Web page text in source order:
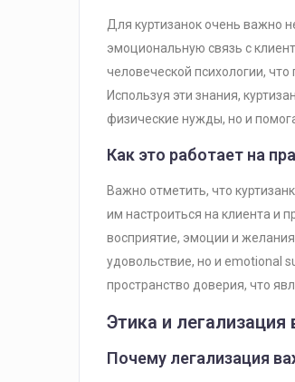
Для куртизанок очень важно
эмоциональную связь с
человеческой психологии,
Используя эти знания,
физические нужды, но и
Как это работает на
Важно отметить, что
им настроиться на клиента и
восприятие, эмоции и
удовольствие, но и emotional
пространство доверия, что
Этика и
Почему легализация